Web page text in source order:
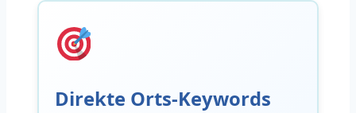
Direkte Orts-Keywords